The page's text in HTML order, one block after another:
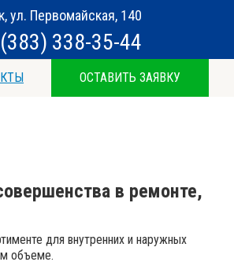
ул. Первомайская, 140
338-35-44
ОСТАВИТЬ ЗАЯВКУ
в ремонте,
для внутренних и наружных
объеме.